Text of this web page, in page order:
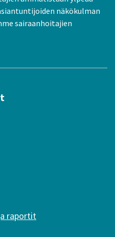
näkökulman
sairaanhoitajien
raportit